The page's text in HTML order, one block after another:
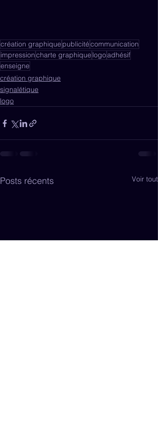
création graphique publicitécommunication
impressioncharte graphique logoadhésif
enseigne
création graphique
signalétique
logo
Posts récents Voir tout